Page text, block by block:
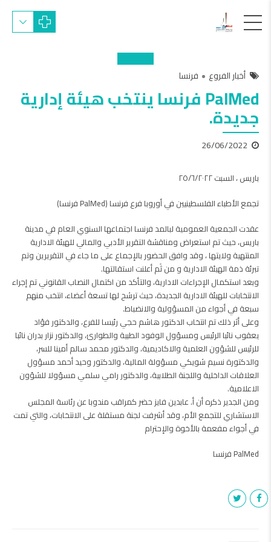
أخبار الفروع فرنسا
PalMed فرنسا ينتخب هيئة إدارية
جديدة.
26/06/2022
باريس ، السبت ٢٥/٦/٢٠٢٢
تجمع الأطباء الفلسطينيين في أوروبا فرع فرنسا (PalMed فرنسا)
عقدت الجمعية العمومية لبالمد فرنسا اجتماعها السنوي العام في مدينة
باريس، حيث تم استعراض ومناقشة التقرير الأدبي والمالي للهيئة الادارية
المنتهية ولايتها ، وقد وافق الحضور بالإجماع على ما جاء في التقريرين وتم
تبرئة ذمة الهيئة الادارية و من ثَم أعلنت استقالتها.
وبعد استكمال الإجراءات الادارية، والتأكد من اكتمال النصاب القانوني تم إجراء
الانتخابات للهيئة الادارية الجديدة، حيث ترشح لها تسعة أعضاء، انتخب منهم
سبعة في أجواء من المسؤولية والانضباط.
وعلى أثر ذلك تم انتخاب الدكتور هاشم حجي رئيسا للفرع، والدكتور فؤاد
يعقوب نائبا الرئيس ومسؤول الوفود الطبية والطوارئ، والدكتور نزار بدران نائبا
للرئيس للشؤون العلمية والاكاديمية، والدكتور محمد سالم أمينا للسر،
والدكتورة نسيم شويكي مسؤولة المالية، والدكتور وحيد أحمد مسؤول
العلاقات الداخلية واللجنة الطلابية، والدكتور رامي سلمي مسؤولا للشؤون
الاعلامية.
ومن الجدير ذكره أن أ. عابدين فايز حضر كمراقب مندوبا عن رئاسة المجلس
الاستشاري للتجمع الأم، وقد أشرفت لجنة مستقلة على الانتخابات، والتي تمت
في أجواء مفعمة بالأخوة والإحترام
PalMed فرنسا